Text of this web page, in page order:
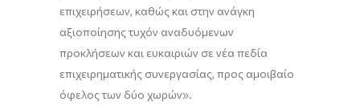
επιχειρήσεων, καθώς και στην ανάγκη
αξιοποίησης τυχόν αναδυόμενων
προκλήσεων και ευκαιριών σε νέα πεδία
επιχειρηματικής συνεργασίας, προς αμοιβαίο
όφελος των δύο χωρών».